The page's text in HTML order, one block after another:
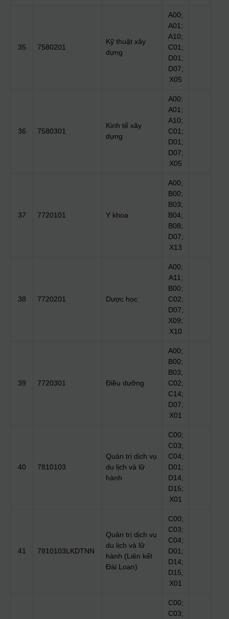
35 7580201
Kỹ thuật xây
dựng
A00;
A01;
A10;
C01;
D01;
D07;
X05
36 7580301
Kinh tế xây
dựng
A00;
A01;
A10;
C01;
D01;
D07;
X05
37 7720101 Y khoa
A00;
B00;
B03;
B04;
B08;
D07;
X13
38 7720201 Dược học
A00;
A11;
B00;
C02;
D07;
X09;
X10
39 7720301 Điều dưỡng
A00;
B00;
B03;
C02;
C14;
D07;
X01
40 7810103
Quản trị dịch vụ
du lịch và lữ
hành
C00;
C03;
C04;
D01;
D14;
D15;
X01
41 7810103LKDTNN
Quản trị dịch vụ
du lịch và lữ
hành (Liên kết
Đài Loan)
C00;
C03;
C04;
D01;
D14;
D15;
X01
C00;
C03;